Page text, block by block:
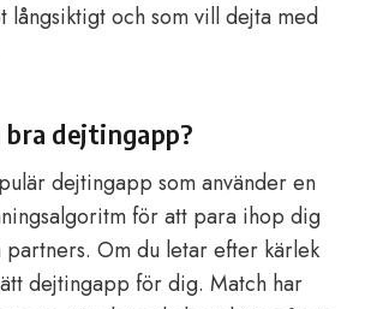
långsiktigt och som vill dejta med
dejtingapp?
dejtingapp som använder en
för att para ihop dig
Om du letar efter kärlek
dejtingapp för dig. Match har